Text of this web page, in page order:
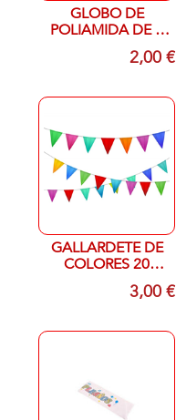
GLOBO DE
POLIAMIDA DE 1
METRO COLOR
2,00 €
GALLARDETE DE
COLORES 20
METROS3,00 €